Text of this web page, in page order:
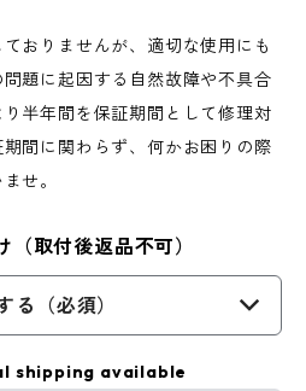
おりませんが、適切な使用にも
題に起因する自然故障や不具合
半年間を保証期間として修理対
間に関わらず、何かお困りの際
せ。
取付後返品不可）
る（必須）
shipping available